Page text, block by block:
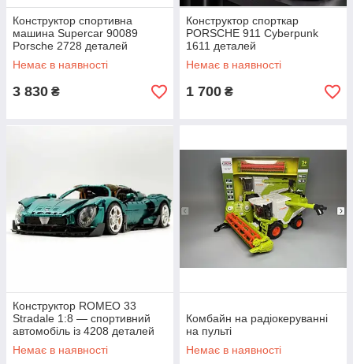
Конструктор спортивна
машина Supercar 90089
Porsche 2728 деталей
Немає в наявності
3 830 ₴
Конструктор спорткар
PORSCHE 911 Cyberpunk
1611 деталей
Немає в наявності
1 700 ₴
Конструктор ROMEO 33
Stradale 1:8 — спортивний
автомобіль із 4208 деталей
Немає в наявності
Комбайн на радіокеруванні
на пульті
Немає в наявності